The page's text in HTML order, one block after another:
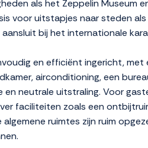
als het Zeppelin Museum
voor uitstapjes naar steden
bij het internationale
en efficiënt ingericht,
airconditioning, een
neutrale uitstraling. Voor
faciliteiten zoals een
ruimtes zijn ruim